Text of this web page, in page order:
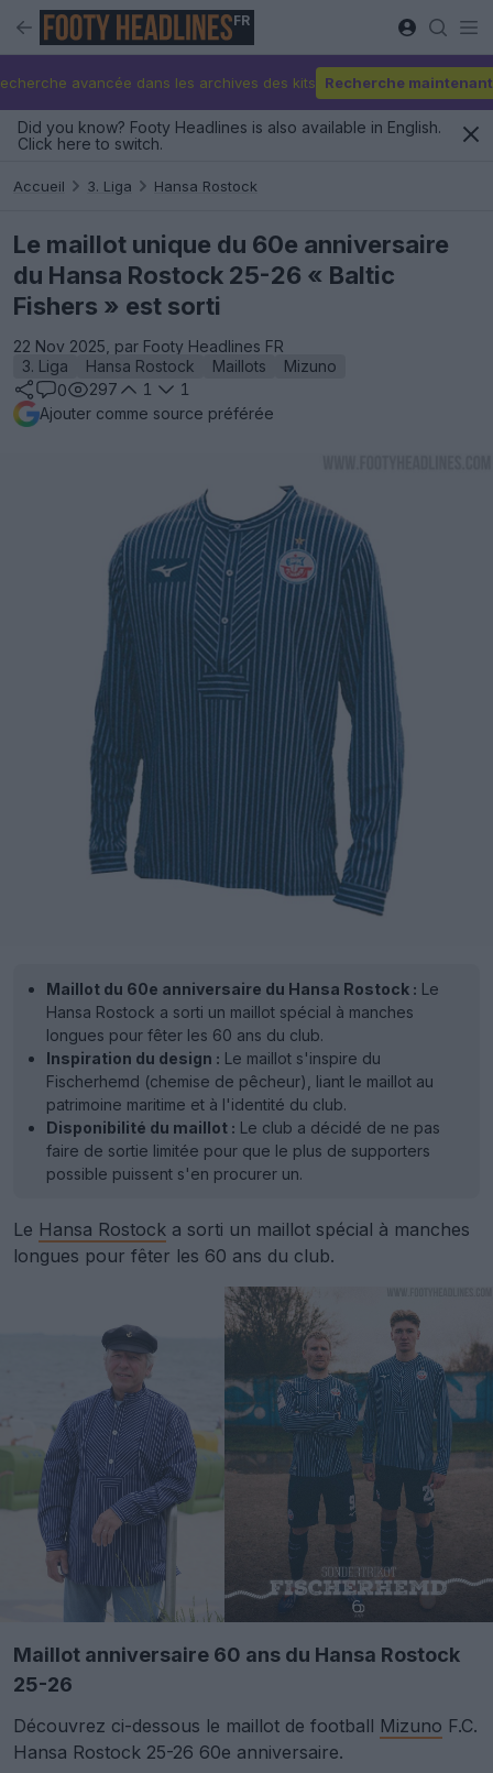
FR
avancée dans les archives des kits Recherche maintenant
Did you know? Footy Headlines is also available in English.
Click here to switch.
Accueil 3. Liga Hansa Rostock
Le maillot unique du 60e anniversaire
du Hansa Rostock 25-26 « Baltic
Fishers » est sorti
22 Nov 2025, par Footy Headlines FR
3. Liga
Hansa Rostock Maillots
Mizuno
0
297 1
1
Ajouter comme source préférée
Maillot du 60e anniversaire du Hansa Rostock : Le
Hansa Rostock a sorti un maillot spécial à manches
longues pour fêter les 60 ans du club.
Inspiration du design : Le maillot s'inspire du
Fischerhemd (chemise de pêcheur), liant le maillot au
patrimoine maritime et à l'identité du club.
Disponibilité du maillot : Le club a décidé de ne pas
faire de sortie limitée pour que le plus de supporters
possible puissent s'en procurer un.
Le Hansa Rostock a sorti un maillot spécial à manches
longues pour fêter les 60 ans du club.
Maillot anniversaire 60 ans du Hansa Rostock
25-26
Découvrez ci-dessous le maillot de football Mizuno F.C.
Hansa Rostock 25-26 60e anniversaire.